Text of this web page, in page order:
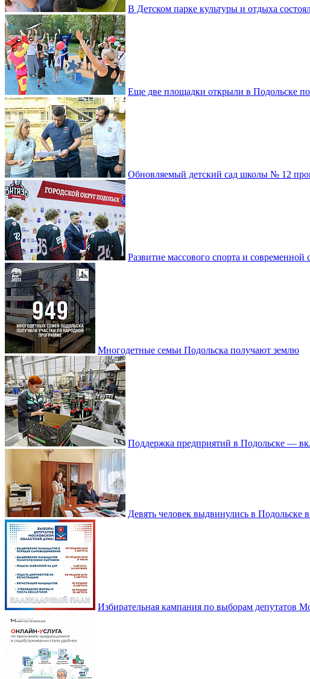
В Детском парке культуры и отдыха
Еще две площадки открыли в Подольске
Обновляемый детский сад школы № 12
Развитие массового спорта и
Многодетные семьи Подольска получают землю
Поддержка предприятий в Подольске —
Девять человек выдвинулись в Подольске
Избирательная кампания по выборам депутатов